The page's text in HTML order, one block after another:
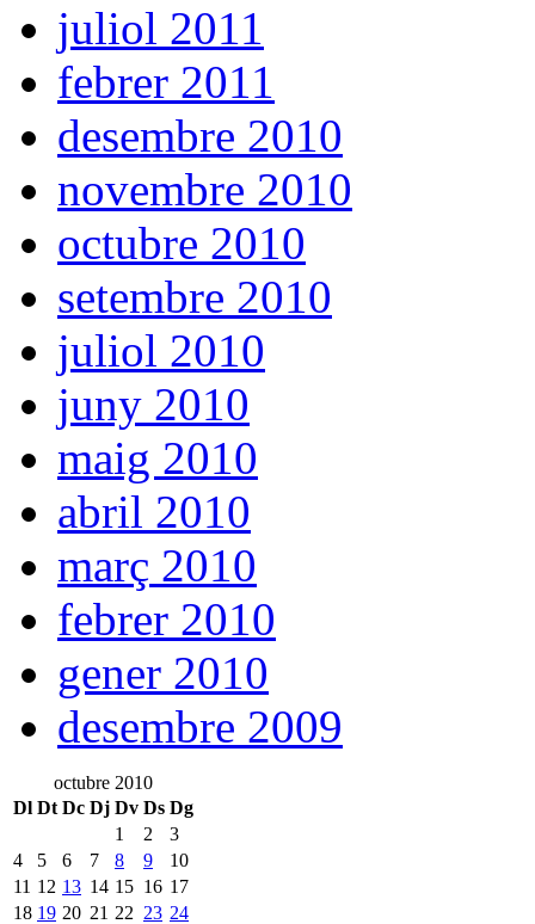
juliol 2011
febrer 2011
desembre 2010
novembre 2010
octubre 2010
setembre 2010
juliol 2010
juny 2010
maig 2010
abril 2010
març 2010
febrer 2010
gener 2010
desembre 2009
octubre 2010
Dl Dt Dc Dj Dv Ds Dg
1
2
3
4
5 6 7 8 9
10
11 12 13 14 15 16 17
18 19 20 21 22 23 24